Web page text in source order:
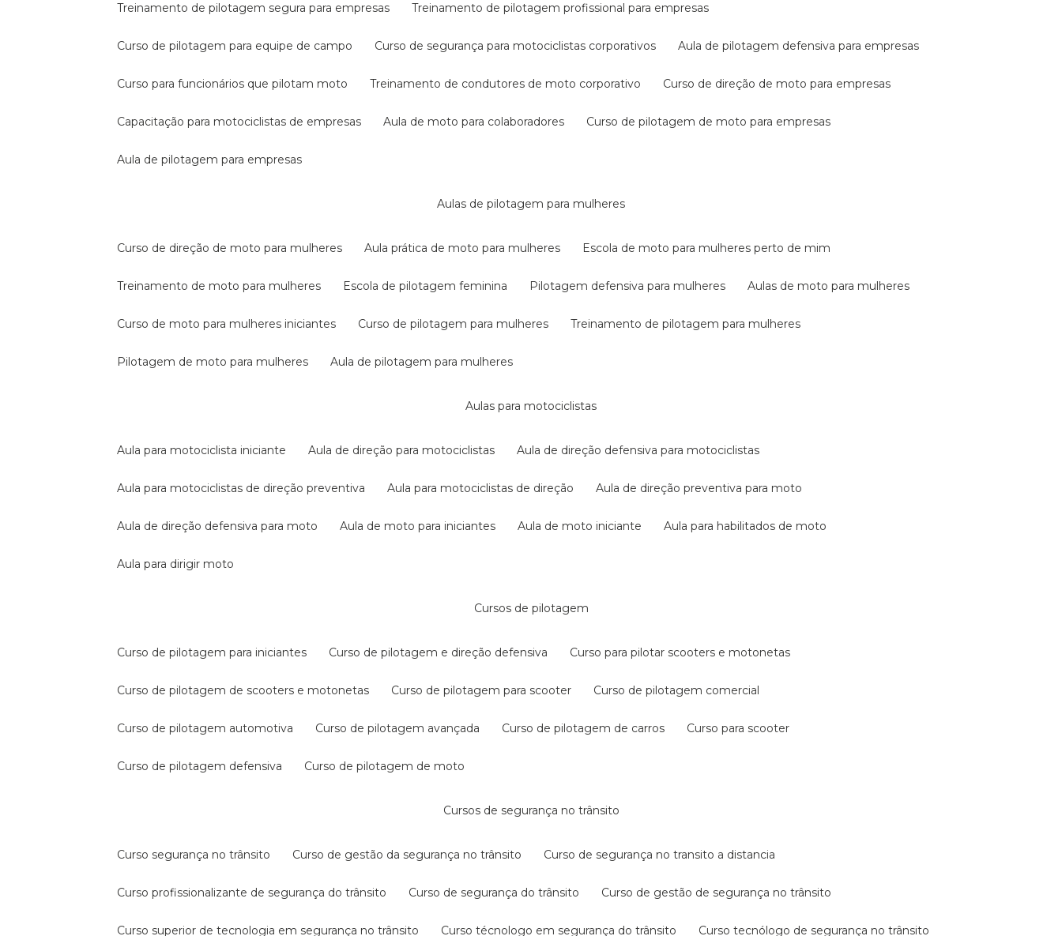
treinamento de pilotagem segura para empresas treinamento de pilotagem profissional para empresas
curso de pilotagem para equipe de campo curso de segurança para motociclistas corporativos aula de pilotagem defensiva para empresas
curso para funcionários que pilotam moto treinamento de condutores de moto corporativo curso de direção de moto para empresas
capacitação para motociclistas de empresas aula de moto para colaboradores curso de pilotagem de moto para empresas
aula de pilotagem para empresas
aulas de pilotagem para mulheres
curso de direção de moto para mulheres aula prática de moto para mulheres escola de moto para mulheres perto de mim
treinamento de moto para mulheres escola de pilotagem feminina pilotagem defensiva para mulheres aulas de moto para mulheres
curso de moto para mulheres iniciantes curso de pilotagem para mulheres treinamento de pilotagem para mulheres
pilotagem de moto para mulheres aula de pilotagem para mulheres
aulas para motociclistas
aula para motociclista iniciante aula de direção para motociclistas aula de direção defensiva para motociclistas
aula para motociclistas de direção preventiva aula para motociclistas de direção aula de direção preventiva para moto
aula de direção defensiva para moto aula de moto para iniciantes aula de moto iniciante aula para habilitados de moto
aula para dirigir moto
cursos de pilotagem
curso de pilotagem para iniciantes curso de pilotagem e direção defensiva curso para pilotar scooters e motonetas
curso de pilotagem de scooters e motonetas curso de pilotagem para scooter curso de pilotagem comercial
curso de pilotagem automotiva curso de pilotagem avançada curso de pilotagem de carros curso para scooter
curso de pilotagem defensiva curso de pilotagem de moto
cursos de segurança no trânsito
curso segurança no trânsito curso de gestão da segurança no trânsito curso de segurança no transito a distancia
curso profissionalizante de segurança do trânsito curso de segurança do trânsito curso de gestão de segurança no trânsito
curso superior de tecnologia em segurança no trânsito curso técnologo em segurança do trânsito curso tecnólogo de segurança no trânsito